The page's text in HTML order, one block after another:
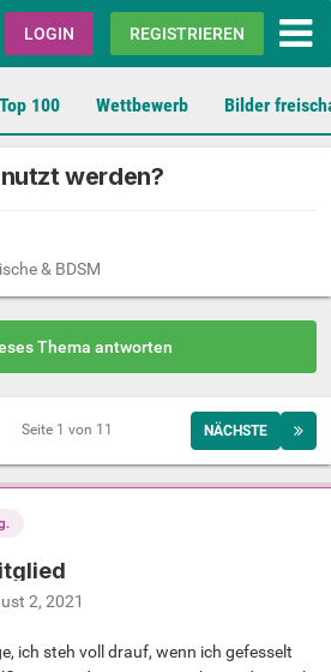
LOGIN REGISTRIEREN
Top 100 Wettbewerb Bilder
werden?
& BDSM
Thema antworten
NÄCHSTE
Seite 1 von 11
2, 2021
ich steh voll drauf, wenn ich gefesselt